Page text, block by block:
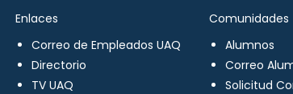
Enlaces
Correo de Empleados UAQ
Directorio
TV UAQ
Comunidades
Alumnos
Correo
Solicitud